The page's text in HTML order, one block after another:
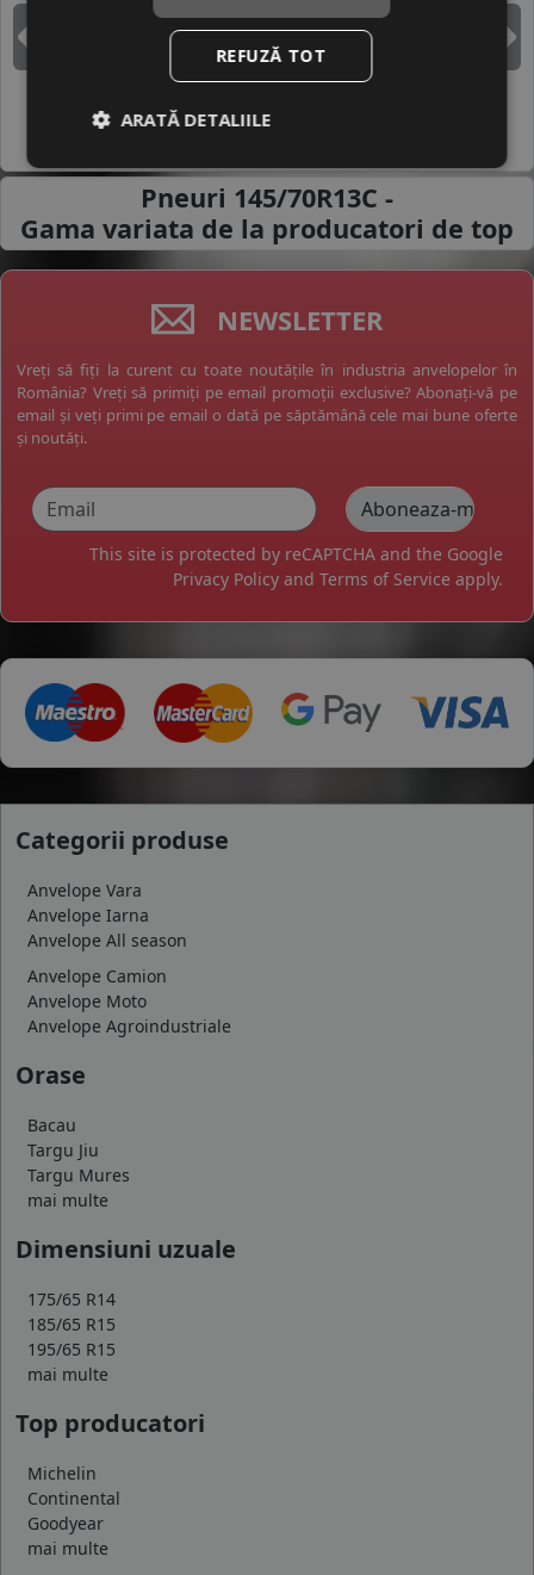
DUNLOP GOODYEAR
HANKOOK
Inapoi
Pneuri 145/70R13C -
Gama variata de la producatori de top
NEWSLETTER
Vreți să fiți la curent cu toate noutățile în industria anvelopelor în
România? Vreți să primiți pe email promoții exclusive? Abonați-vă pe
email și veți primi pe email o dată pe săptămână cele mai bune oferte
și noutăți.
This site is protected by reCAPTCHA and the Google
Privacy Policy and Terms of Service apply.
Categorii produse
Anvelope Vara
Anvelope Iarna
Anvelope All season
Anvelope Camion
Anvelope Moto
Anvelope Agroindustriale
Orase
Bacau
Targu Jiu
Targu Mures
mai multe
Dimensiuni uzuale
175/65 R14
185/65 R15
195/65 R15
mai multe
Top producatori
Michelin
Continental
Goodyear
mai multe
REFUZĂ TOT
ARATĂ DETALIILE